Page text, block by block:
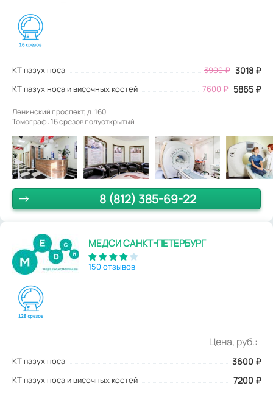
КТ пазух носа 3900₽ 3018 ₽
КТ пазух носа и височных костей 7600 ₽ 5865 ₽
Ленинский проспект, д. 160.
Томограф: 16 срезов полуоткрытый
8 (812) 385-69-22
МЕДСИ САНКТ-ПЕТЕРБУРГ
150 отзывов
Цена, руб.:
КТ пазух носа 3600 ₽
КТ пазух носа и височных костей 7200 ₽